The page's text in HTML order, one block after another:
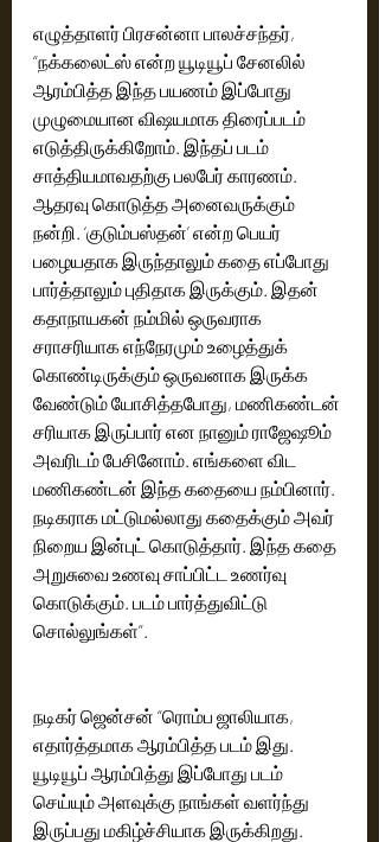
எழுத்தாளர் பிரசன்னா பாலச்சந்தர்,
“நக்கலைட்ஸ் என்ற யூடியூப் சேனலில்
ஆரம்பித்த இந்த பயணம் இப்போது
முழுமையான விஷயமாக திரைப்படம்
எடுத்திருக்கிறோம். இந்தப் படம்
சாத்தியமாவதற்கு பலபேர் காரணம்.
ஆதரவு கொடுத்த அனைவருக்கும்
நன்றி. ‘குடும்பஸ்தன்’ என்ற பெயர்
பழையதாக இருந்தாலும் கதை எப்போது
பார்த்தாலும் புதிதாக இருக்கும். இதன்
கதாநாயகன் நம்மில் ஒருவராக
சராசரியாக எந்நேரமும் உழைத்துக்
கொண்டிருக்கும் ஒருவனாக இருக்க
வேண்டும் யோசித்தபோது, மணிகண்டன்
சரியாக இருப்பார் என நானும் ராஜேஷூம்
அவரிடம் பேசினோம். எங்களை விட
மணிகண்டன் இந்த கதையை நம்பினார்.
நடிகராக மட்டுமல்லாது கதைக்கும் அவர்
நிறைய இன்புட் கொடுத்தார். இந்த கதை
அறுசுவை உணவு சாப்பிட்ட உணர்வு
கொடுக்கும். படம் பார்த்துவிட்டு
சொல்லுங்கள்”.
நடிகர் ஜென்சன் “ரொம்ப ஜாலியாக,
எதார்த்தமாக ஆரம்பித்த படம் இது.
யூடியூப் ஆரம்பித்து இப்போது படம்
செய்யும் அளவுக்கு நாங்கள் வளர்ந்து
இருப்பது மகிழ்ச்சியாக இருக்கிறது.